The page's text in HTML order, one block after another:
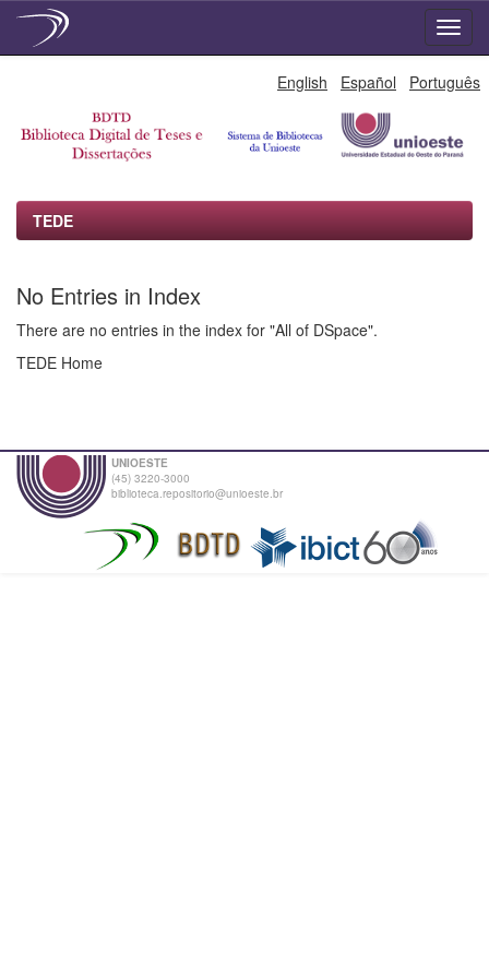
English Español Português
TEDE
No Entries in Index
There are no entries in the index for "All of DSpace".
TEDE Home
UNIOESTE
(45) 3220-3000
biblioteca.repositorio@unioeste.br